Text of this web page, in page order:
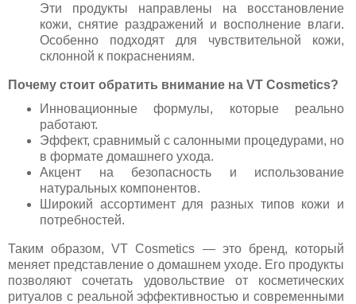
Эти продукты направлены на восстановление
кожи, снятие раздражений и восполнение влаги.
Особенно подходят для чувствительной кожи,
склонной к покраснениям.
Почему стоит обратить внимание на VT Cosmetics?
Инновационные формулы, которые реально
работают.
Эффект, сравнимый с салонными процедурами, но
в формате домашнего ухода.
Акцент на безопасность и использование
натуральных компонентов.
Широкий ассортимент для разных типов кожи и
потребностей.
Таким образом, VT Cosmetics — это бренд, который
меняет представление о домашнем уходе. Его продукты
позволяют сочетать удовольствие от косметических
ритуалов с реальной эффективностью и современными